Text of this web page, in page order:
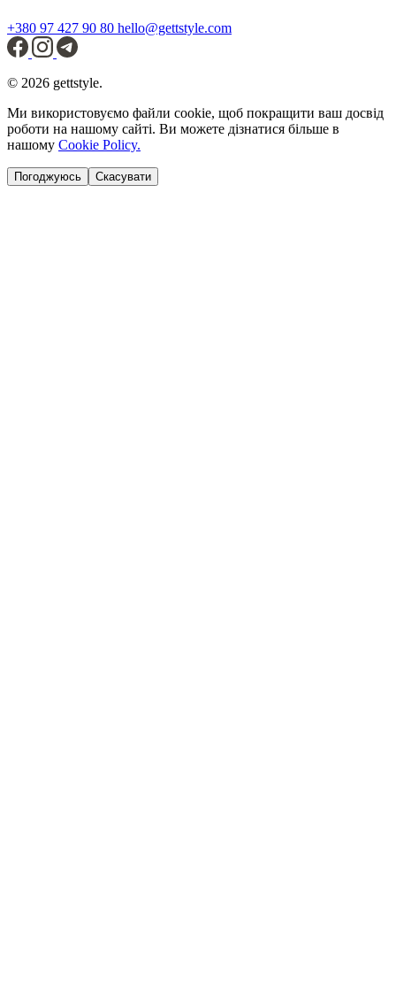
+380 97 427 90 80 hello@gettstyle.com
© 2026 gettstyle.
Ми використовуємо файли cookie, щоб покращити ваш досвід
роботи на нашому сайті. Ви можете дізнатися більше в
нашому Cookie Policy.
Погоджуюсь Скасувати